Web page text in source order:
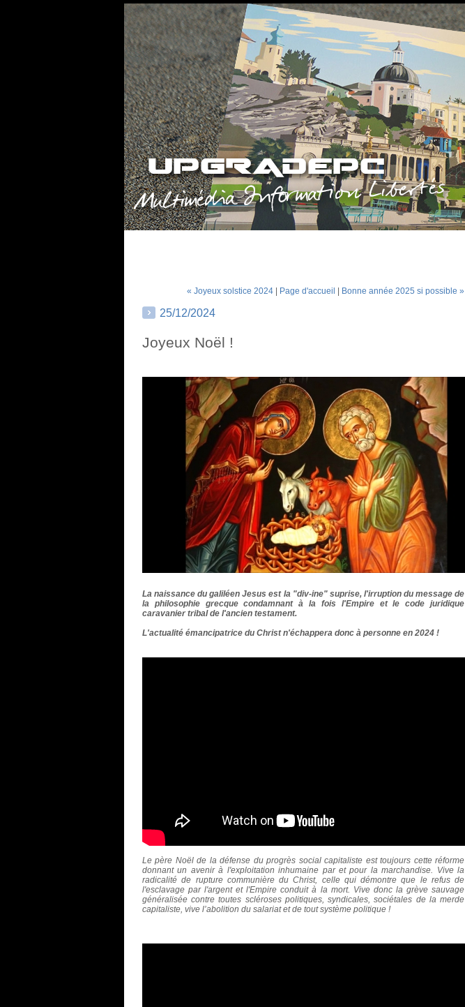
« Joyeux solstice 2024 Page d'accueil Bonne année 2025 si possible »
25/12/2024
Joyeux Noël !
La naissance du galiléenJesus est la "div-ine" suprise, l'irruption du message de
la philosophie grecque condamnant à la fois l'Empire et le code juridique
caravanier tribal de l'ancien testament.
L'actualité émancipatrice du Christn'échappera donc à personne en 2024 !
Le père Noël de la défense du progrès social capitaliste est toujours cette réforme
donnant un avenir à l'exploitation inhumaine par et pour la marchandise. Vive la
radicalité de rupture communière du Christ, celle qui démontre que le refus de
l'esclavage par l'argent et l'Empire conduit à la mort. Vive donc la grève sauvage
généralisée contre toutes scléroses politiques, syndicales, sociétales de la merde
capitaliste, vive l’abolition du salariat et de tout système politique !